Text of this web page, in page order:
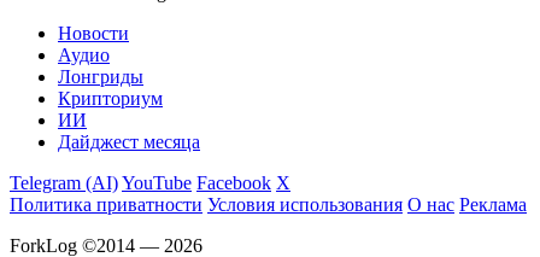
Новости
Аудио
Лонгриды
Крипториум
ИИ
Дайджест месяца
Telegram (AI)YouTube Facebook X
Политика приватности Условия использования О нас Реклама
ForkLog ©2014 — 2026